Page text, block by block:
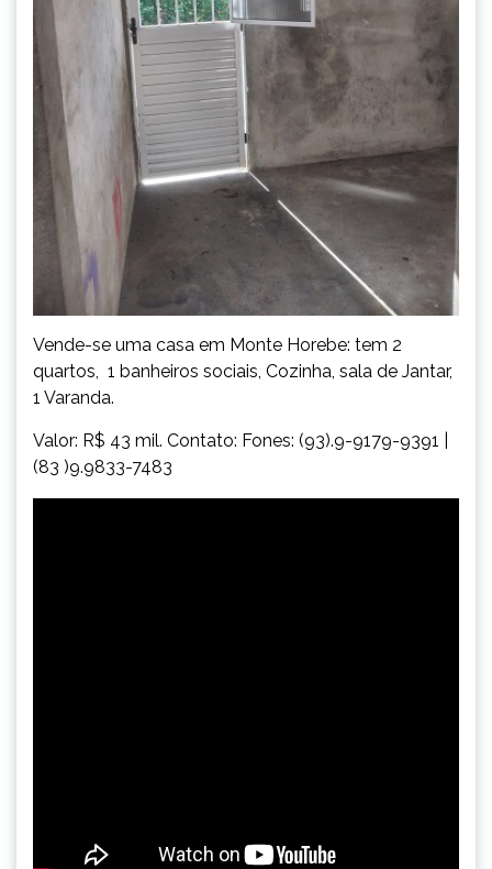
Vende-se uma casa em Monte Horebe: tem 2
quartos, 1 banheiros sociais, Cozinha, sala de Jantar,
1 Varanda.
Valor: R$ 43 mil. Contato: Fones: (93).9-9179-9391 |
(83 )9.9833-7483